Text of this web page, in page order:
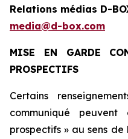
Relations médias D-
media@d-box.com
MISE EN GARDE
PROSPECTIFS
Certains
communiqué
prospectifs » au sens